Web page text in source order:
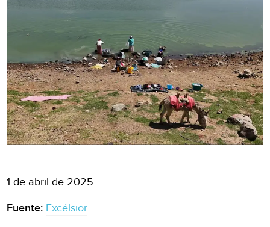
1 de abril de 2025
Fuente: Excélsior